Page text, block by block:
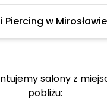
Piercing w
salony z
pobliżu: